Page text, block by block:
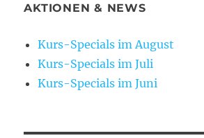
AKTIONEN & NEWS
Kurs-Specials im August
Kurs-Specials im Juli
Kurs-Specials im Juni